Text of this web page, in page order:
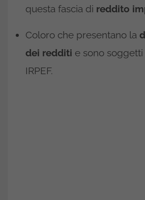
questa fascia di reddito
Coloro che presentano la
dei redditi e sono
IRPEF.